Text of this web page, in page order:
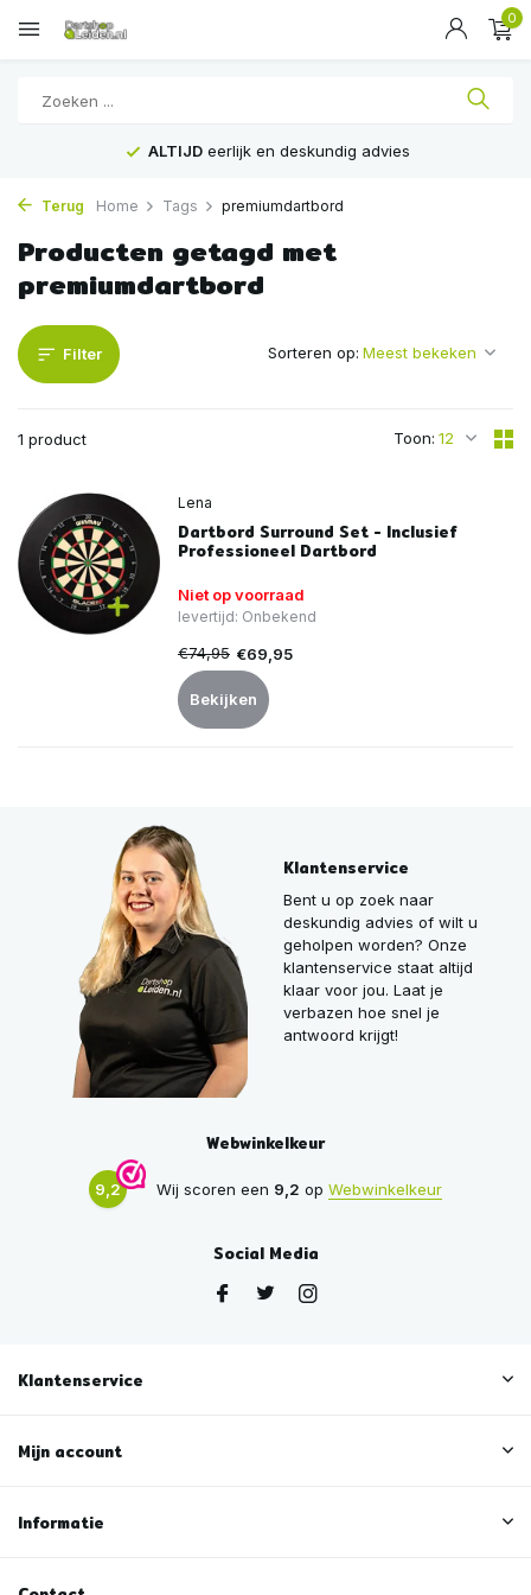
0
ALTIJD eerlijk en deskundig advies
Terug Home Tags premiumdartbord
Producten getagd met
premiumdartbord
Filter
1 product Toon:
Sorteren op:
Lena
Dartbord Surround Set - Inclusief
Professioneel Dartbord
Niet op voorraad
levertijd: Onbekend
€74,95 €69,95
Bekijken
Klantenservice
Bent u op zoek naar
deskundig advies of wilt u
geholpen worden? Onze
klantenservice staat altijd
klaar voor jou. Laat je
verbazen hoe snel je
antwoord krijgt!
Webwinkelkeur
9,2 Wij scoren een 9,2 op Webwinkelkeur
Social Media
Klantenservice
Mijn account
Informatie